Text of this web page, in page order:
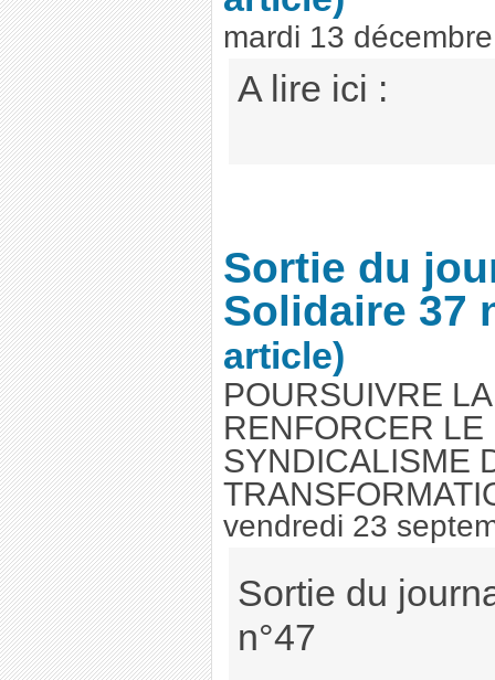
mardi 13
A lire ici :
Sortie du
Solidaire 37
article)
POURSUIVRE
RENFORCER LE
SYNDICALISME
vendredi 23
Sortie du
n°47